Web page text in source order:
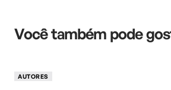
Você também pode
AUTORES